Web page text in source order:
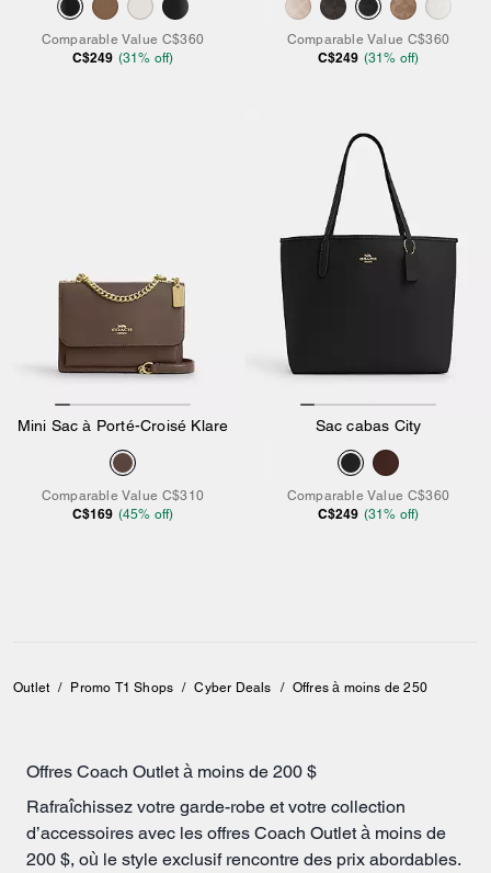
Comparable Value C$360
C$249 (31% off)
Comparable Value C$360
C$249 (31% off)
Mini Sac à Porté-Croisé Klare
Comparable Value C$310
C$169 (45% off)
Sac cabas City
Comparable Value C$360
C$249 (31% off)
Outlet / Promo T1 Shops / Cyber Deals / Offres à moins de 250
Offres Coach Outlet à moins de 200 $
Rafraîchissez votre garde-robe et votre collection
d’accessoires avec les offres Coach Outlet à moins de
200 $, où le style exclusif rencontre des prix abordables.